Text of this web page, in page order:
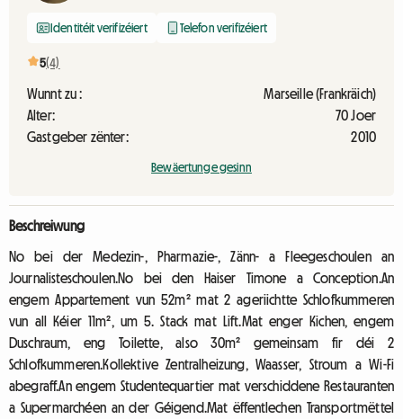
Identitéit verifizéiert Telefon verifizéiert
5(4)
Wunnt zu :
Marseille (Frankräich)
Alter:
70 Joer
Gastgeber zënter:
2010
Bewäertunge gesinn
Beschreiwung
No bei der Medezin-, Pharmazie-, Zänn- a Fleegeschoulen an
Journalisteschoulen.No bei den Haiser Timone a Conception.An
engem Appartement vun 52m² mat 2 ageriichtte Schlofkummeren
vun all Kéier 11m², um 5. Stack mat Lift.Mat enger Kichen, engem
Duschraum, eng Toilette, also 30m² gemeinsam fir déi 2
Schlofkummeren.Kollektive Zentralheizung, Waasser, Stroum a Wi-Fi
abegraff.An engem Studentequartier mat verschiddene Restauranten
a Supermarchéen an der Géigend.Mat ëffentlechen Transportmëttel